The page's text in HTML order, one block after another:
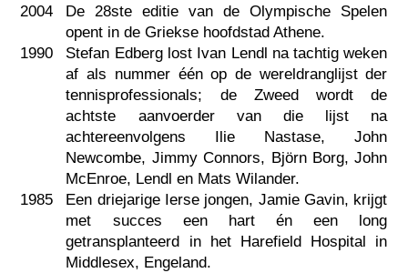
2004
De 28ste editie van de Olympische Spelen
opent in de Griekse hoofdstad Athene.
1990
Stefan Edberg lost Ivan Lendl na tachtig weken
af als nummer één op de wereldranglijst der
tennisprofessionals; de Zweed wordt de
achtste aanvoerder van die lijst na
achtereenvolgens Ilie Nastase, John
Newcombe, Jimmy Connors, Björn Borg, John
McEnroe, Lendl en Mats Wilander.
1985
Een driejarige Ierse jongen, Jamie Gavin, krijgt
met succes een hart én een long
getransplanteerd in het Harefield Hospital in
Middlesex, Engeland.